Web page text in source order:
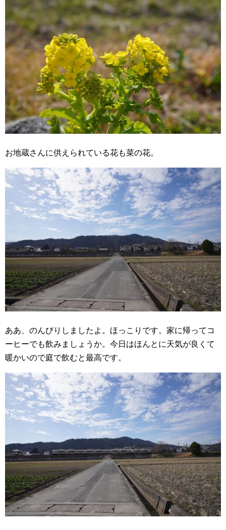
お地蔵さんに供えられている花も菜の花。
ああ、のんびりしましたよ。ほっこりです。家に帰ってコ
ーヒーでも飲みましょうか。今日はほんとに天気が良くて
暖かいので庭で飲むと最高です。